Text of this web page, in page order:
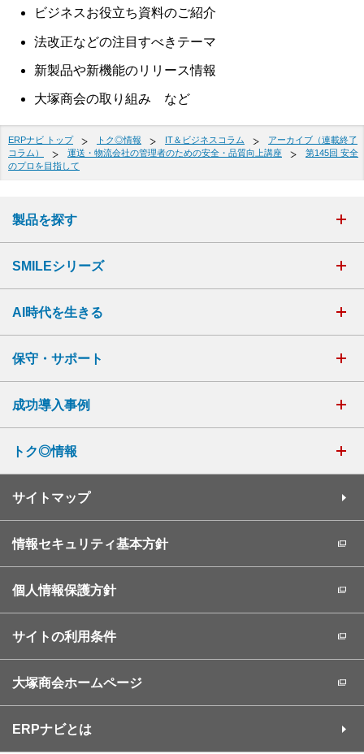
ビジネスお役立ち資料のご紹介
法改正などの注目すべきテーマ
新製品や新機能のリリース情報
大塚商会の取り組み など
ERPナビ トップ トク◎情報 IT＆ビジネスコラム
アーカイブ（連載終了
コラム）
運送・物流会社の管理者のための安全・品質向上講座
第145回 安全
のプロを目指して
製品を探す
SMILEシリーズ
AI時代を生きる
保守・サポート
成功導入事例
トク◎情報
サイトマップ
情報セキュリティ基本方針
個人情報保護方針
サイトの利用条件
大塚商会ホームページ
ERPナビとは